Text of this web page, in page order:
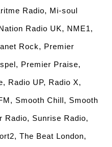
Radio, Mi-soul
Radio UK, NME1,
Rock, Premier
Premier Praise,
Radio UP, Radio X,
Smooth Chill, Smooth
Radio, Sunrise Radio,
The Beat London,